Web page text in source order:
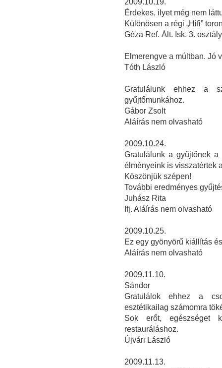
2009.10.19.
Érdekes, ilyet még nem
Különösen a régi „Hifi”
Géza Ref. Ált. Isk. 3.
Elmerengve a múltban. Jó
Tóth László
Gratulálunk ehhez a
gyűjtőmunkához.
Gábor Zsolt
Aláírás nem olvasható
2009.10.24.
Gratulálunk a gyűjtőnek a
élményeink is visszatértek
Köszönjük szépen!
További eredményes
Juhász Rita
Ifj. Aláírás nem olvasható
2009.10.25.
Ez egy gyönyörű kiállítás
Aláírás nem olvasható
2009.11.10.
Sándor
Gratulálok ehhez a
esztétikailag számomra
Sok erőt, egészséget
restauráláshoz.
Újvári László
2009.11.13.